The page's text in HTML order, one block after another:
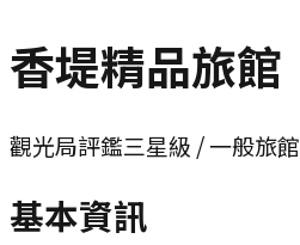
香堤精品旅館
觀光局評鑑三星級 / 一般旅館
基本資訊